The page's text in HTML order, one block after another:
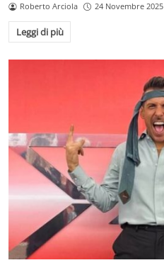
Roberto Arciola 24 Novembre 2025
Leggi di più